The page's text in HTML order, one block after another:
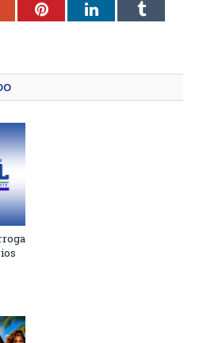
PinterestLinkedInTumblr